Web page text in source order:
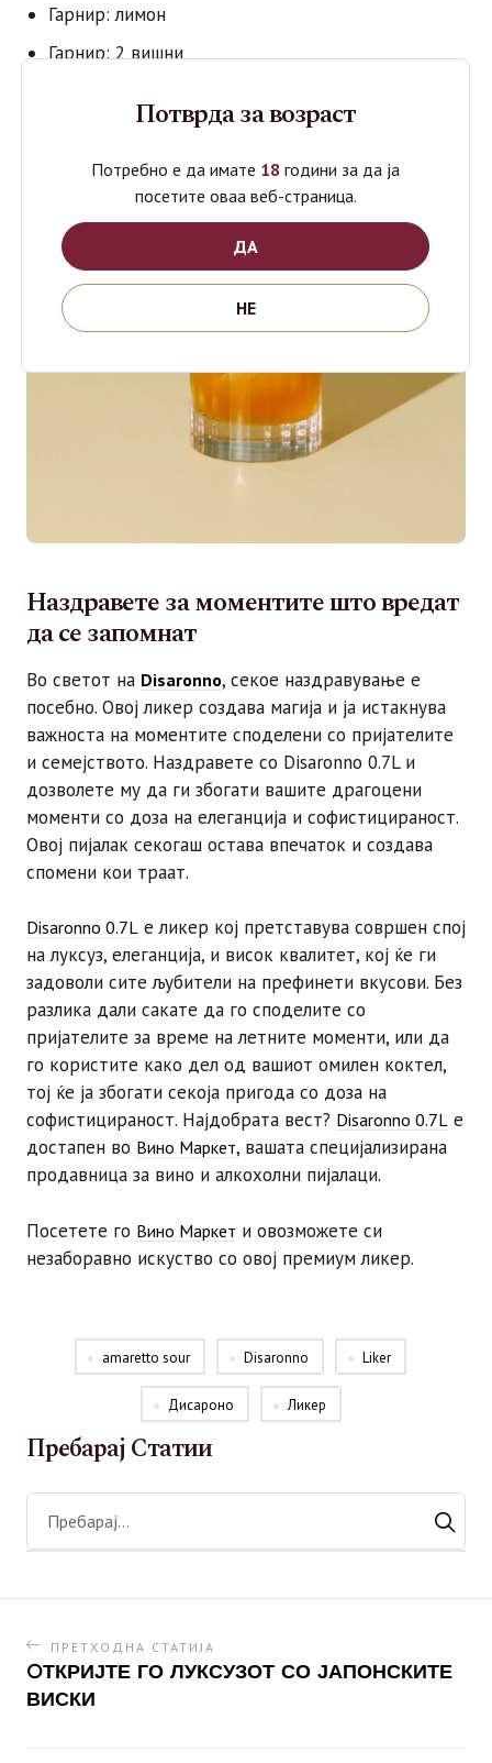
Гарнир: лимон
Гарнир: 2 вишни
Наздравете за моментите што вредат
да се запомнат
Во светот на Disaronno, секое наздравување е
посебно. Овој ликер создава магија и ја истакнува
важноста на моментите споделени со пријателите
и семејството. Наздравете со Disaronno 0.7L и
дозволете му да ги збогати вашите драгоцени
моменти со доза на елеганција и софистицираност.
Овој пијалак секогаш остава впечаток и создава
спомени кои траат.
Disaronno 0.7L е ликер кој претставува совршен спој
на луксуз, елеганција, и висок квалитет, кој ќе ги
задоволи сите љубители на префинети вкусови. Без
разлика дали сакате да го споделите со
пријателите за време на летните моменти, или да
го користите како дел од вашиот омилен коктел,
тој ќе ја збогати секоја пригода со доза на
софистицираност. Најдобрата вест? Disaronno 0.7L е
достапен во Вино Маркет, вашата специјализирана
продавница за вино и алкохолни пијалаци.
Посетете го Вино Маркет и овозможете си
незаборавно искуство со овој премиум ликер.
amaretto sour Disaronno Liker
Дисароно Ликер
Пребарај Статии
ПРЕТХОДНА СТАТИЈА
OТКРИЈТЕ ГО ЛУКСУЗОТ СО ЈАПОНСКИТЕ
ВИСКИ
Потврда за возраст
Потребно е да имате 18 години за да ја
посетите оваа веб-страница.
ДА
НЕ